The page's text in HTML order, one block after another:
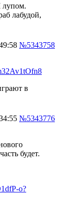
лупом.
лабудой,
№5343758
в
№5343776
будет.
o?